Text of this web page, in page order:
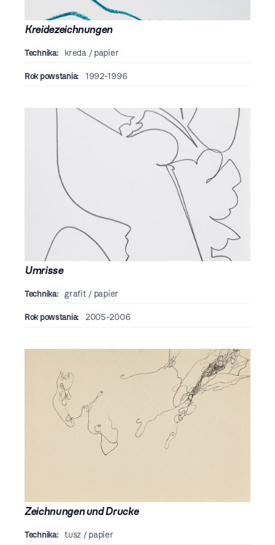
Kreidezeichnungen
Technika: kreda / papier
Rok powstania: 1992-1996
Umrisse
Technika: grafit / papier
Rok powstania: 2005-2006
Zeichnungen und Drucke
Technika: tusz / papier